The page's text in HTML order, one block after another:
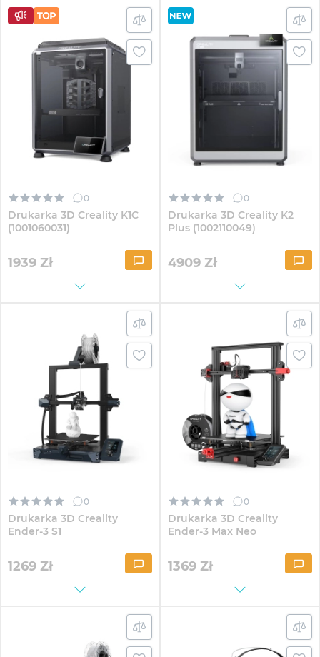
0
Drukarka 3D Creality K1C
(1001060031)
1939 Zł
0
Drukarka 3D Creality K2
Plus (1002110049)
4909 Zł
0
Drukarka 3D Creality
Ender-3 S1
1269 Zł
0
Drukarka 3D Creality
Ender-3 Max Neo
1369 Zł